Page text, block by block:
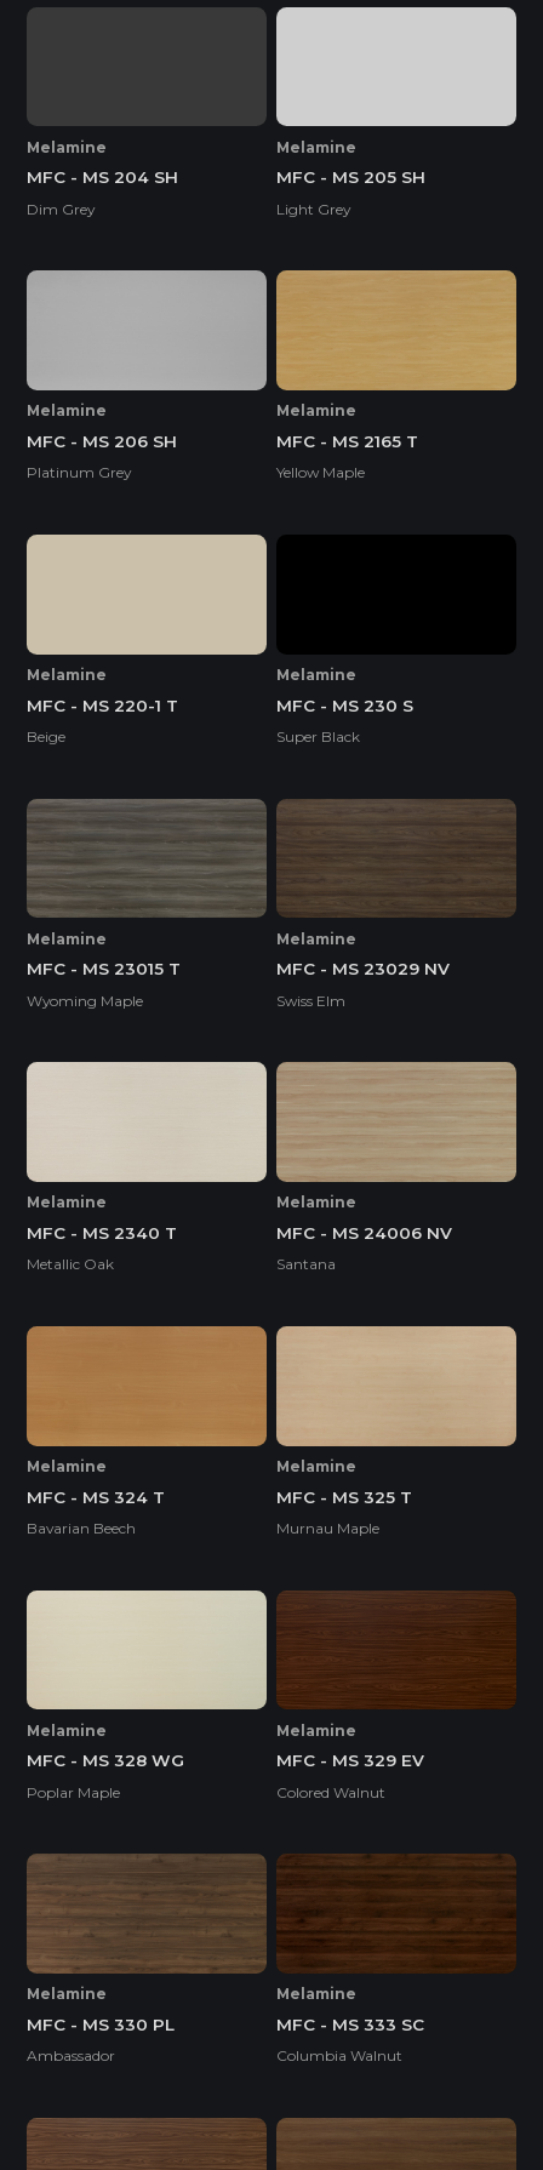
Melamine
MFC - MS 204 SH
Dim Grey
Melamine
MFC - MS 205 SH
Light Grey
Melamine
MFC - MS 206 SH
Platinum Grey
Melamine
MFC - MS 2165 T
Yellow Maple
Melamine
MFC - MS 220-1 T
Beige
Melamine
MFC - MS 230 S
Super Black
Melamine
MFC - MS 23015 T
Wyoming Maple
Melamine
MFC - MS 23029 NV
Swiss Elm
Melamine
MFC - MS 2340 T
Metallic Oak
Melamine
MFC - MS 24006 NV
Santana
Melamine
MFC - MS 324 T
Bavarian Beech
Melamine
MFC - MS 325 T
Murnau Maple
Melamine
MFC - MS 328 WG
Poplar Maple
Melamine
MFC - MS 329 EV
Colored Walnut
Melamine
MFC - MS 330 PL
Ambassador
Melamine
MFC - MS 333 SC
Columbia Walnut